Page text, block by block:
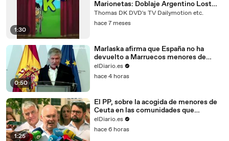
1:30
Marionetas: Doblaje Argentino Lost
Media: El Joven Pastor y el Lobo.
Thomas DK DVD's TV Dailymotion etc.
hace 7 meses
0:50
Marlaska afirma que España no ha
devuelto a Marruecos menores de
edad en contra de su voluntad: "Se
respetan los derechos fundamentales"
elDiario.es
hace 4 horas
1:25
El PP, sobre la acogida de menores de
Ceuta en las comunidades que
gobierna: "Por donde han entrado que
vuelvan a salir"
elDiario.es
hace 6 horas